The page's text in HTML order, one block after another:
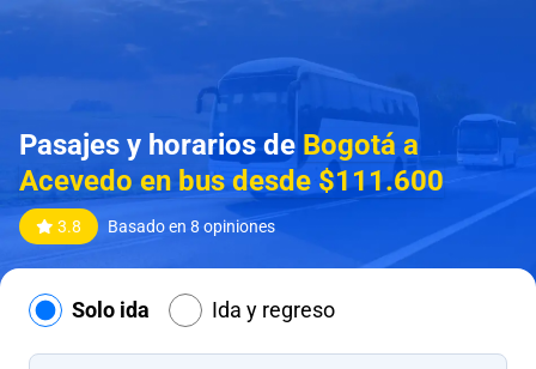
Pasajes y horarios de Bogotá a
Acevedo en bus desde $111.600
3.8 Basado en 8 opiniones
Solo ida Ida y regreso